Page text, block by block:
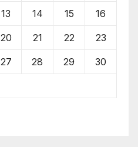
13 14 15 16
20 21 22 23
27 28 29 30